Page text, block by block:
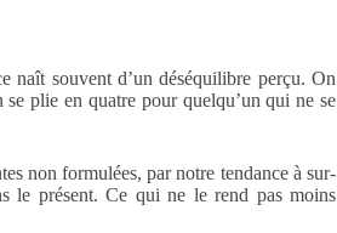
naît souvent d’un déséquilibre perçu. On
plie en quatre pour quelqu’un qui ne se
non formulées, par notre tendance à sur-
le présent. Ce qui ne le rend pas moins